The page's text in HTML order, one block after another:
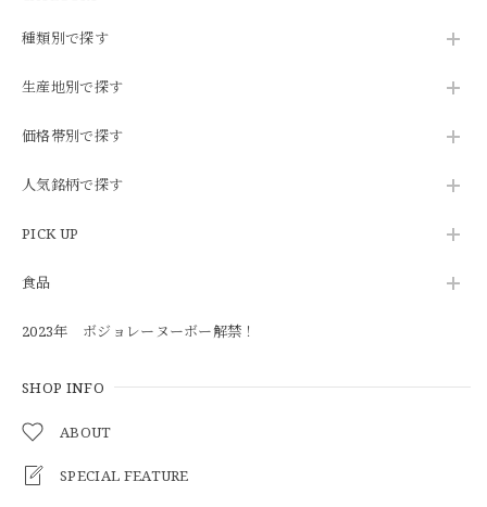
種類別で探す
生産地別で探す
価格帯別で探す
人気銘柄で探す
PICK UP
食品
2023年 ボジョレーヌーボー解禁！
SHOP INFO
ABOUT
SPECIAL FEATURE